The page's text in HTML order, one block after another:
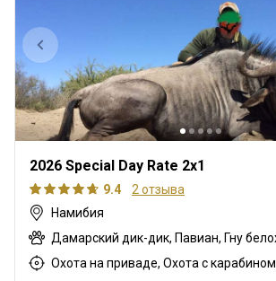
2026 Special Day Rate 2x1
9.4
2 отзыва
Намибия
Охота на приваде, Охота с карабином